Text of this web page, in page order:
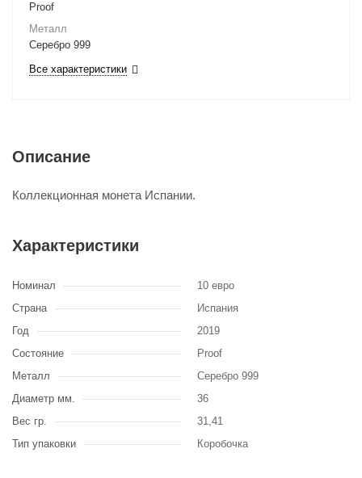
Proof
Металл
Серебро 999
Все характеристики
Описание
Коллекционная монета Испании.
Характеристики
Номинал
10 евро
Страна
Испания
Год
2019
Состояние
Proof
Металл
Серебро 999
Диаметр мм.
36
Вес гр.
31,41
Тип упаковки
Коробочка